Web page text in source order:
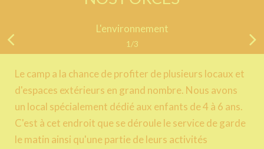
L'environnement
1/3
Le camp a la chance de profiter de plusieurs locaux et
d'espaces extérieurs en grand nombre. Nous avons
un local spécialement dédié aux enfants de 4 à 6 ans.
C'est à cet endroit que se déroule le service de garde
le matin ainsi qu'une partie de leurs activités